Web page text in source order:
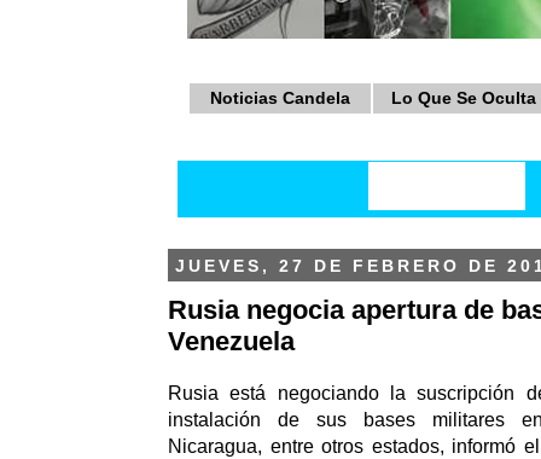
Noticias Candela Lo Que Se Oculta
JUEVES, 27 DE FEBRERO DE
Rusia negocia apertura de
Venezuela
Rusia está negociando la suscripción
instalación de sus bases militares
Nicaragua, entre otros estados, informó